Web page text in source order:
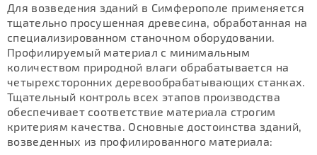
Для возведения зданий в Симферополе применяется
тщательно просушенная древесина, обработанная на
специализированном станочном оборудовании.
Профилируемый материал с минимальным
количеством природной влаги обрабатывается на
четырехсторонних деревообрабатывающих станках.
Тщательный контроль всех этапов производства
обеспечивает соответствие материала строгим
критериям качества. Основные достоинства зданий,
возведенных из профилированного материала: